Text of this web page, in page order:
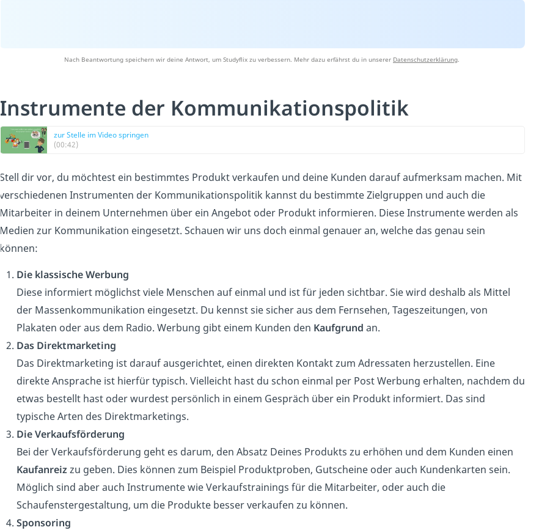
Nach Beantwortung speichern wir deine Antwort, um Studyflix zu verbessern. Mehr dazu erfährst du in unserer Datenschutzerklärung
Instrumente der Kommunikationspolitik
zur Stelle im Video springen
(00:42)
Stell dir vor, du möchtest ein bestimmtes Produkt verkaufen und deine Kunden darauf aufmerksam machen. Mit
verschiedenen Instrumenten der Kommunikationspolitik kannst du bestimmte Zielgruppen und auch die
Mitarbeiter in deinem Unternehmen über ein Angebot oder Produkt informieren. Diese Instrumente werden als
Medien zur Kommunikation eingesetzt. Schauen wir uns doch einmal genauer an, welche das genau sein
können:
Die klassische Werbung
Diese informiert möglichst viele Menschen auf einmal und ist für jeden sichtbar. Sie wird deshalb als Mittel
der Massenkommunikation eingesetzt. Du kennst sie sicher aus dem Fernsehen, Tageszeitungen, von
Plakaten oder aus dem Radio. Werbung gibt einem Kunden den Kaufgrund an.
Das Direktmarketing
Das Direktmarketing ist darauf ausgerichtet, einen direkten Kontakt zum Adressaten herzustellen. Eine
direkte Ansprache ist hierfür typisch. Vielleicht hast du schon einmal per Post Werbung erhalten, nachdem du
etwas bestellt hast oder wurdest persönlich in einem Gespräch über ein Produkt informiert. Das sind
typische Arten des Direktmarketings.
Die Verkaufsförderung
Bei der Verkaufsförderung geht es darum, den Absatz Deines Produkts zu erhöhen und dem Kunden einen
Kaufanreizzu geben. Dies können zum Beispiel Produktproben, Gutscheine oder auch Kundenkarten sein.
Möglich sind aber auch Instrumente wie Verkaufstrainings für die Mitarbeiter, oder auch die
Schaufenstergestaltung, um die Produkte besser verkaufen zu können.
Sponsoring